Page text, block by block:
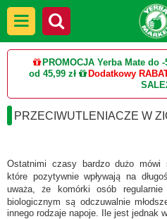
PROMOCJA Yerba Mate do -
od 45,99 zł
Dodatkowy
PRZECIWUTLENIACZE W
Ostatnimi czasy bardzo dużo mówi
które pozytywnie wpływają na
uważa, że komórki osób
biologicznym są odczuwalnie
innego rodzaje napoje. Ile jest jednak